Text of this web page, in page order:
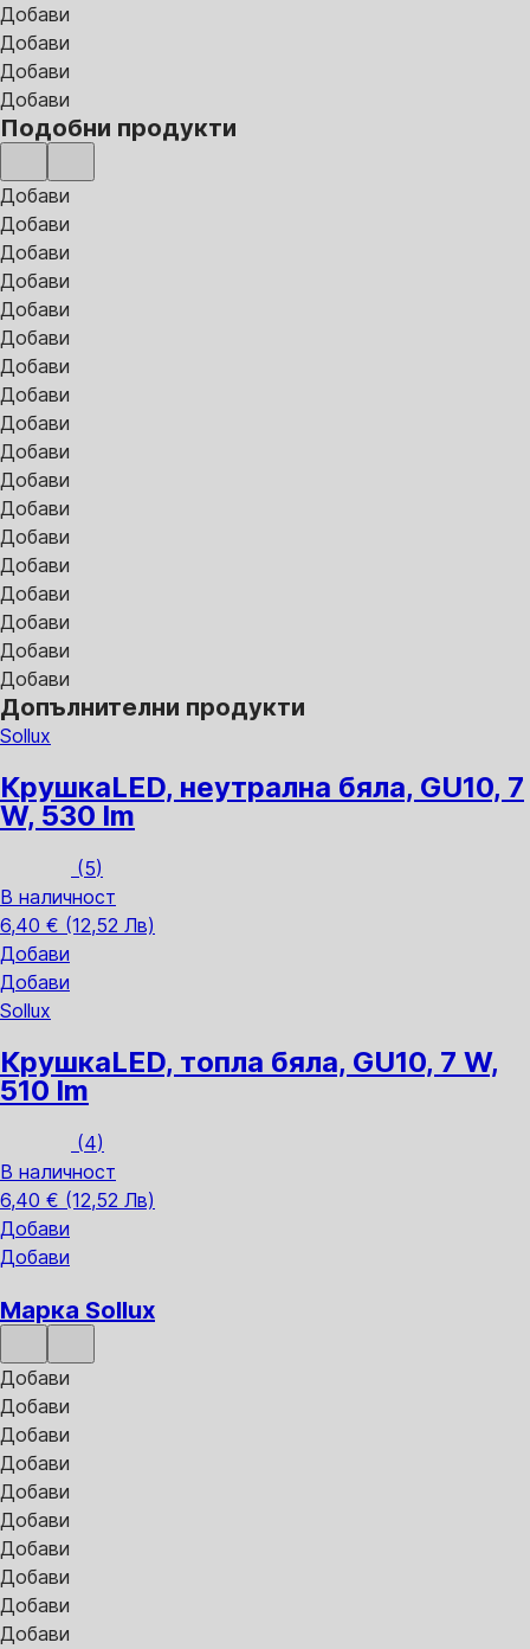
Добави
Добави
Добави
Добави
Подобни продукти
Добави
Добави
Добави
Добави
Добави
Добави
Добави
Добави
Добави
Добави
Добави
Добави
Добави
Добави
Добави
Добави
Добави
Добави
Допълнителни продукти
Sollux
КрушкаLED, неутрална бяла, GU10, 7
W, 530 lm
(5)
В наличност
6,40 € (12,52 Лв)
Добави
Добави
Sollux
КрушкаLED, топла бяла, GU10, 7 W,
510 lm
(4)
В наличност
6,40 € (12,52 Лв)
Добави
Добави
Марка Sollux
Добави
Добави
Добави
Добави
Добави
Добави
Добави
Добави
Добави
Добави